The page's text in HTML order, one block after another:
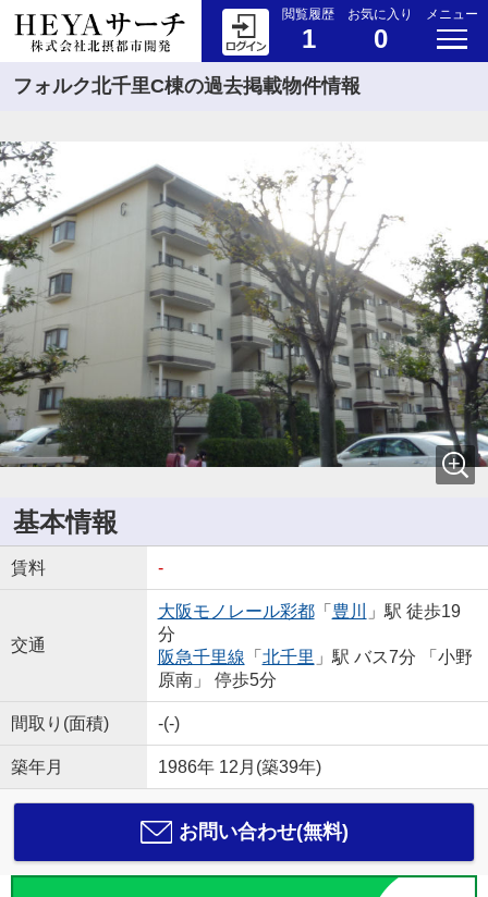
閲覧履歴
1
お気に入り
0
メニュー
フォルク北千里C棟の過去掲載物件情報
基本情報
賃料 -
交通
大阪モノレール彩都「 豊川
」駅 徒歩19
分
阪急千里線 「 北千里 」駅 バス7分 「小野
原南」 停歩5分
間取り(面積) -(-)
築年月 1986年 12月(築39年)
お問い合わせ(無料)